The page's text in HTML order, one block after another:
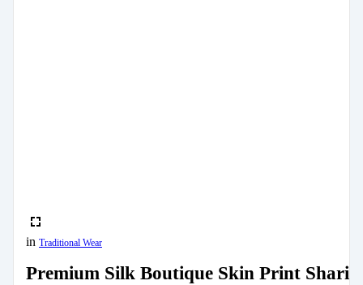
in Traditional Wear
Premium Silk Boutique Skin Print Shari